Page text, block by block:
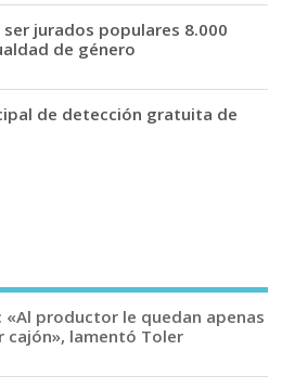
ser jurados populares 8.000
de género
de detección gratuita de
«Al productor le quedan apenas
cajón», lamentó Toler